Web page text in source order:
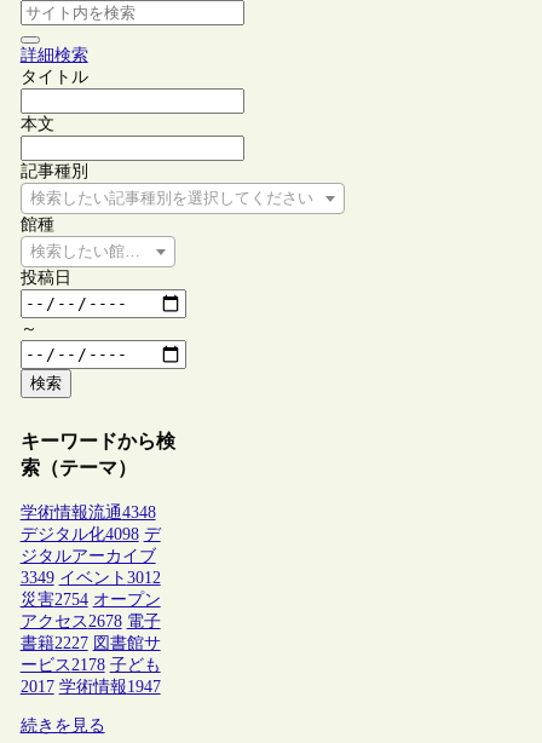
詳細検索
タイトル
本文
記事種別
検索したい記事種別を選択してください
館種
検索したい館種を選択してください
投稿日
～
検索
キーワードから検
索（テーマ）
学術情報流通4348
デジタル化4098 デ
ジタルアーカイブ
3349 イベント 3012
災害2754 オープン
アクセス 2678 電子
書籍2227 図書館サ
ービス 2178 子ども
2017 学術情報1947
続きを見る